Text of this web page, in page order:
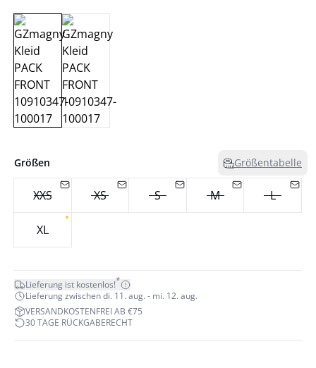
Größen Größentabelle
XXS XS S M L
XL
Lieferung ist kostenlos!*
Lieferung zwischen di. 11. aug. - mi. 12. aug.
VERSANDKOSTENFREI AB €75
30 TAGE RÜCKGABERECHT